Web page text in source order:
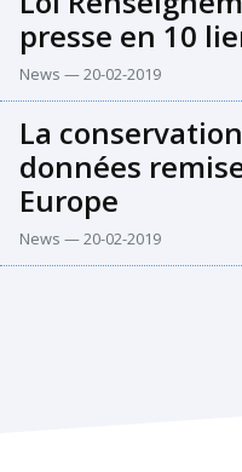
presse en 10
News — 20-02-2019
La
données
Europe
News — 20-02-2019